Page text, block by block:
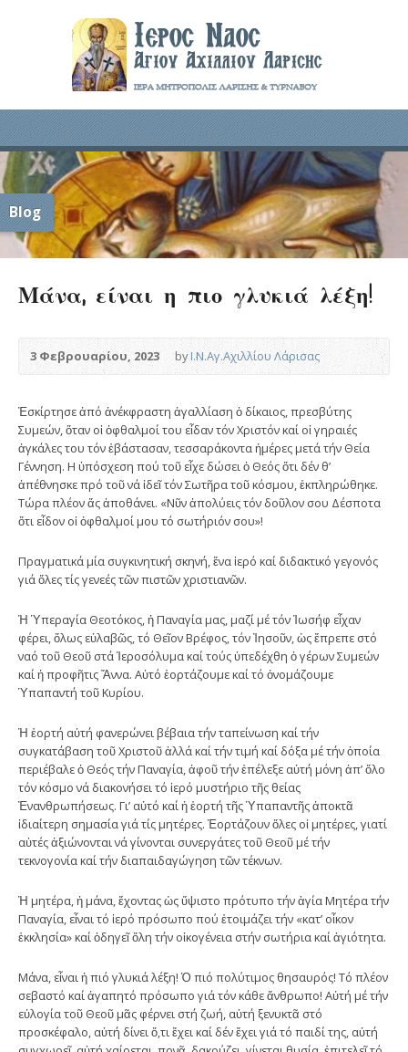
Blog
Μάνα, είναι η πιο γλυκιά λέξη!
3 Φεβρουαρίου, 2023 byΙ.Ν.Αγ.Αχιλλίου Λάρισας
Ἐσκίρτησε ἀπό ἀνέκφραστη ἀγαλλίαση ὁ δίκαιος, πρεσβύτης
Συμεών, ὅταν οἱ ὀφθαλμοί του εἶδαν τόν Χριστόν καί οἱ γηραιές
ἀγκάλες του τόν ἐβάστασαν, τεσσαράκοντα ἡμέρες μετά τήν Θεία
Γέννηση. Η ὑπόσχεση πού τοῦ εἶχε δώσει ὁ Θεός ὅτι δέν θ’
ἀπέθνησκε πρό τοῦ νά ἰδεῖ τόν Σωτῆρα τοῦ κόσμου, ἐκπληρώθηκε.
Τώρα πλέον ἄς ἀποθάνει. «Νῦν ἀπολύεις τόν δοῦλον σου Δέσποτα
ὅτι εἶδον οἱ ὀφθαλμοί μου τό σωτήριόν σου»!
Πραγματικά μία συγκινητική σκηνή, ἕνα ἱερό καί διδακτικό γεγονός
γιά ὅλες τίς γενεές τῶν πιστῶν χριστιανῶν.
Ἡ Ὑπεραγία Θεοτόκος, ἡ Παναγία μας, μαζί μέ τόν Ἰωσήφ εἶχαν
φέρει, ὅλως εὐλαβῶς, τό Θεῖον Βρέφος, τόν Ἰησοῦν, ὡς ἔπρεπε στό
ναό τοῦ Θεοῦ στά Ἱεροσόλυμα καί τούς ὑπεδέχθη ὁ γέρων Συμεών
καί ἡ προφῆτις Ἄννα. Αὐτό ἑορτάζουμε καί τό ὀνομάζουμε
Ὑπαπαντή τοῦ Κυρίου.
Ἡ ἑορτή αὐτή φανερώνει βέβαια τήν ταπείνωση καί τήν
συγκατάβαση τοῦ Χριστοῦ ἀλλά καί τήν τιμή καί δόξα μέ τήν ὁποία
περιέβαλε ὁ Θεός τήν Παναγία, ἀφοῦ τήν ἐπέλεξε αὐτή μόνη ἀπ’ ὅλο
τόν κόσμο νά διακονήσει τό ἱερό μυστήριο τῆς θείας
Ἐνανθρωπήσεως. Γι’ αὐτό καί ἡ ἑορτή τῆς Ὑπαπαντῆς ἀποκτᾶ
ἰδιαίτερη σημασία γιά τίς μητέρες. Ἑορτάζουν ὅλες οἱ μητέρες, γιατί
αὐτές ἀξιώνονται νά γίνονται συνεργάτες τοῦ Θεοῦ μέ τήν
τεκνογονία καί τήν διαπαιδαγώγηση τῶν τέκνων.
Ἡ μητέρα, ἡ μάνα, ἔχοντας ὡς ὕψιστο πρότυπο τήν ἁγία Μητέρα τήν
Παναγία, εἶναι τό ἱερό πρόσωπο πού ἑτοιμάζει τήν «κατ’ οἶκον
ἐκκλησία» καί ὁδηγεῖ ὅλη τήν οἰκογένεια στήν σωτήρια καί ἁγιότητα.
Μάνα, εἶναι ἡ πιό γλυκιά λέξη! Ὁ πιό πολύτιμος θησαυρός! Τό πλέον
σεβαστό καί ἀγαπητό πρόσωπο γιά τόν κάθε ἄνθρωπο! Αὐτή μέ τήν
εὐλογία τοῦ Θεοῦ μᾶς φέρνει στή ζωή, αὐτή ξενυκτᾶ στό
προσκέφαλο, αὐτή δίνει ὅ,τι ἔχει καί δέν ἔχει γιά τό παιδί της, αὐτή